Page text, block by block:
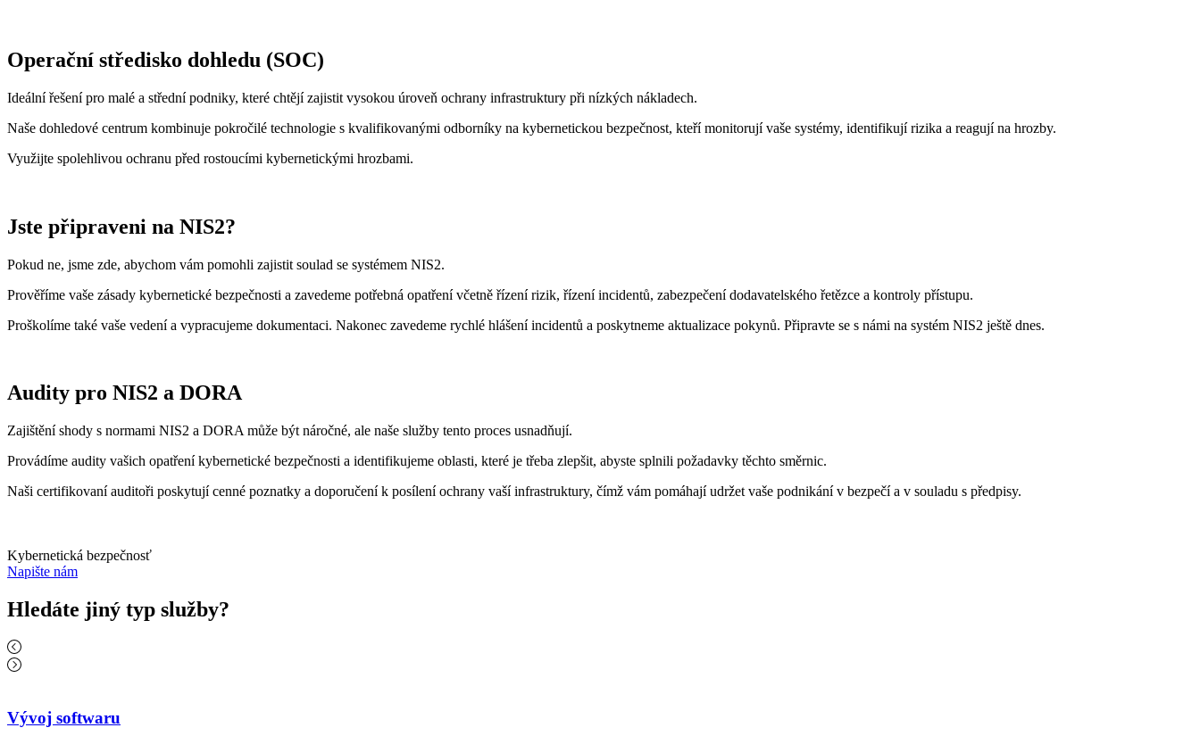
Operační středisko dohledu (SOC)
Ideální řešení pro malé a střední podniky, které chtějí zajistit vysokou úroveň ochrany infrastruktury při nízkých nákladech.
Naše dohledové centrum kombinuje pokročilé technologie s kvalifikovanými odborníky na kybernetickou bezpečnost, kteří monitorují vaše systémy, identifikují rizika a reagují na hrozby.
Využijte spolehlivou ochranu před rostoucími kybernetickými hrozbami.
Jste připraveni na NIS2?
Pokud ne, jsme zde, abychom vám pomohli zajistit soulad se systémem NIS2.
Prověříme vaše zásady kybernetické bezpečnosti a zavedeme potřebná opatření včetně řízení rizik, řízení incidentů, zabezpečení dodavatelského řetězce a kontroly přístupu.
Proškolíme také vaše vedení a vypracujeme dokumentaci. Nakonec zavedeme rychlé hlášení incidentů a poskytneme aktualizace pokynů. Připravte se s námi na systém NIS2 ještě dnes.
Audity pro NIS2 a DORA
Zajištění shody s normami NIS2 a DORA může být náročné, ale naše služby tento proces usnadňují.
Provádíme audity vašich opatření kybernetické bezpečnosti a identifikujeme oblasti, které je třeba zlepšit, abyste splnili požadavky těchto směrnic.
Naši certifikovaní auditoři poskytují cenné poznatky a doporučení k posílení ochrany vaší infrastruktury, čímž vám pomáhají udržet vaše podnikání v bezpečí a v souladu s předpisy.
Kybernetická bezpečnosť
Napište nám
Hledáte jiný typ služby?
Vývoj softwaru